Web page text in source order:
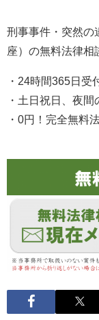
刑事事件・突然の
座）の無料法律相
・24時間365日受
・土日祝日、夜
・0円！完全無料